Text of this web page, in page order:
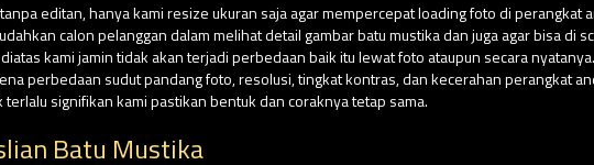
editan, hanya kami resize ukuran saja agar mempercepat loading foto di perangkat
calon pelanggan dalam melihat detail gambar batu mustika dan juga agar bisa di
kami jamin tidak akan terjadi perbedaan baik itu lewat foto ataupun secara
perbedaan sudut pandang foto, resolusi, tingkat kontras, dan kecerahan perangkat
signifikan kami pastikan bentuk dan coraknya tetap sama.
Batu Mustika